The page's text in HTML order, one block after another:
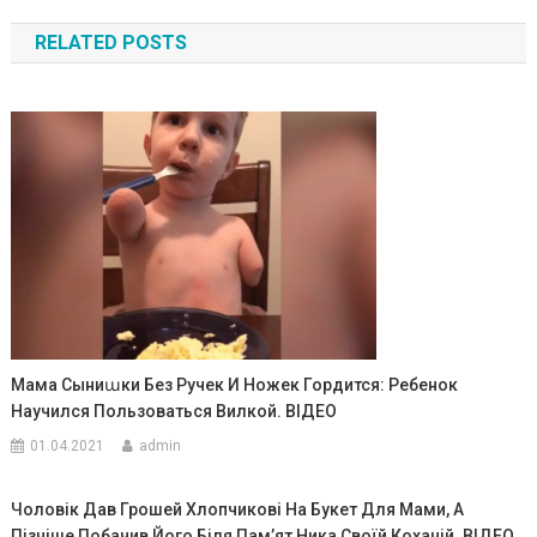
по
записям
RELATED POSTS
Мама Сыниաки Без Ручек И Ножек Гордится: Ребенок
Научился Пользоваться Вилкой. ВIДЕО
01.04.2021 admin
Чоловік Дав Грошей Хлопчикові На Букет Для Мами, А